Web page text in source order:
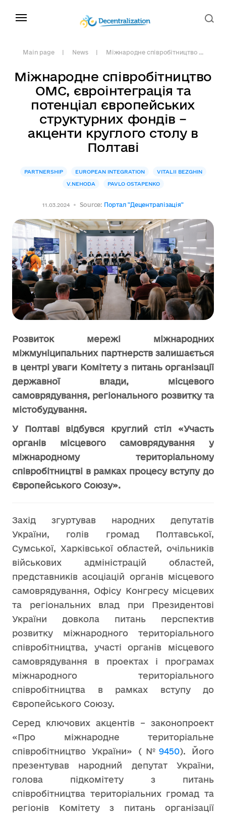
Main page News Міжнародне співробітництво ...
Міжнародне співробітництво
ОМС, євроінтеграція та
потенціал європейських
структурних фондів –
акценти круглого столу в
Полтаві
PARTNERSHIP EUROPEAN INTEGRATION
VITALII BEZGHIN
V.NEHODA
PAVLO OSTAPENKO
11.03.2024 Source: Портал "Децентралізація"
Розвиток мережі міжнародних
міжмуніципальних партнерств залишається
в центрі уваги Комітету з питань організації
державної влади, місцевого
самоврядування, регіонального розвитку та
містобудування.
У Полтаві відбувся круглий стіл «Участь
органів місцевого самоврядування у
міжнародному територіальному
співробітництві в рамках процесу вступу до
Європейського Союзу».
Захід згуртував народних депутатів
України, голів громад Полтавської,
Сумської, Харківської областей, очільників
військових адміністрацій областей,
представників асоціацій органів місцевого
самоврядування, Офісу Конгресу місцевих
та регіональних влад при Президентові
України довкола питань перспектив
розвитку міжнародного територіального
співробітництва, участі органів місцевого
самоврядування в проектах і програмах
міжнародного територіального
співробітництва в рамках вступу до
Європейського Союзу.
Серед ключових акцентів – законопроект
«Про міжнародне територіальне
співробітництво України» (№ 9450). Його
презентував народний депутат України,
голова підкомітету з питань
співробітництва територіальних громад та
регіонів Комітету з питань організації